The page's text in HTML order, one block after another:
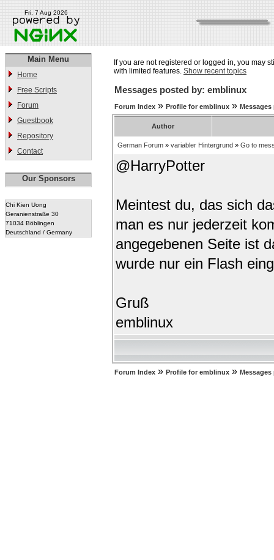
Fri, 7 Aug 2026
Main Menu
Home
Free Scripts
Forum
Guestbook
Repository
Contact
Our Sponsors
Chi Kien Uong
Geranienstraße 30
71034 Böblingen
Deutschland / Germany
If you are not registered or logged in, you may
with limited features. Show recent topics
Messages posted by: emblinux
Forum Index » Profile for emblinux »
Author
German Forum » variabler Hintergrund » Go to
@HarryPotter
Meintest du, das sich
man es nur jederzeit
angegebenen Seite ist
wurde nur ein Flash
Gruß
emblinux
Forum Index » Profile for emblinux »